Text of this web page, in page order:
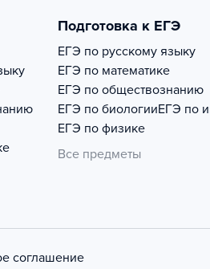
Подготовка к ЕГЭ
ЕГЭ по русскому языку
ЕГЭ по математике
ЕГЭ по обществознанию
ЕГЭ по биологииЕГЭ по
ЕГЭ по физике
Все предметы
соглашение